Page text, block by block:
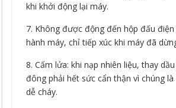
khi khởi động lại máy.
7. Không được động đến hộp đấu
hành máy, chỉ tiếp xúc khi máy đã
8. Cấm lửa: khi nạp nhiên liệu, thay
đông phải hết sức cẩn thận vì chúng
dễ cháy.